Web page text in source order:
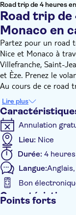
Road trip de 4 heures
Road trip
Monaco en
Partez pour un road
Nice et Monaco à
Villefranche, Saint-
et Èze. Prenez le
Au cours de ce road
ports de plaisance et
ses rivages, des
succession de
Vous emprunterez la
de Monaco, vous
et le célèbre hôtel de
également voir le
Lire plus
Annulation
Lieu: Nice
Durée: 4 heures
Langue:
Bon
Points forts